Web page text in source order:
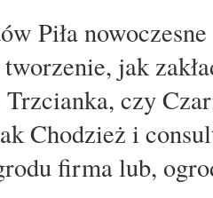
Piła
jak
Trzcianka, czy
Chodzież i
firma lub,